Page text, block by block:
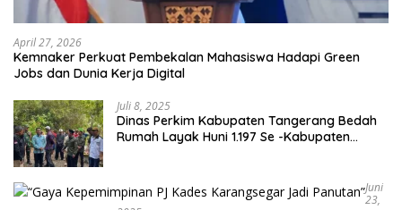
April 27, 2026
Kemnaker Perkuat Pembekalan Mahasiswa Hadapi Green
Jobs dan Dunia Kerja Digital
Juli 8, 2025
Dinas Perkim Kabupaten Tangerang Bedah
Rumah Layak Huni 1.197 Se -Kabupaten
Juni
23,